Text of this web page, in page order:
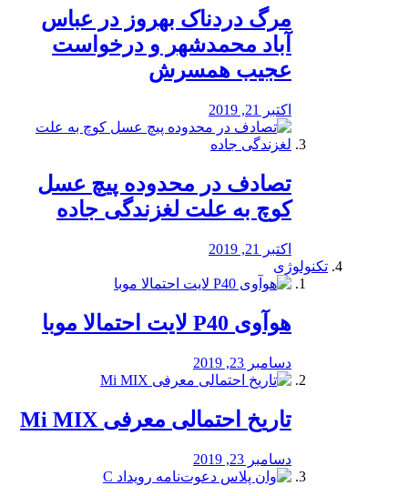
مرگ دردناک بهروز در عباس
آباد محمدشهر و درخواست
عجیب همسرش
اکتبر 21, 2019
تصادف در محدوده پیچ عسل
کوچ به علت لغزندگی جاده
اکتبر 21, 2019
تکنولوژی
هوآوی P40 لایت احتمالا موبا
دسامبر 23, 2019
تاریخ احتمالی معرفی Mi MIX
دسامبر 23, 2019